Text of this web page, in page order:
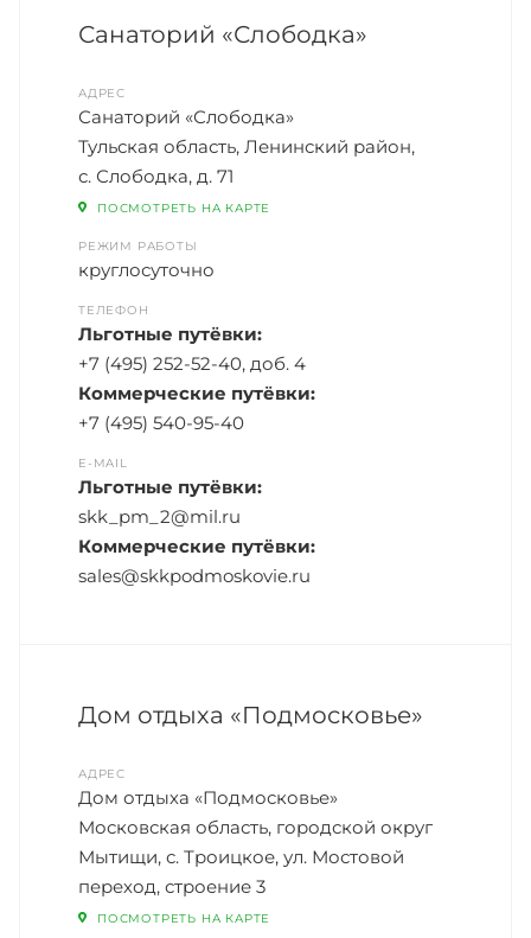
Санаторий «Слободка»
АДРЕС
Санаторий «Слободка»
Тульская область, Ленинский район,
с. Слободка, д. 71
ПОСМОТРЕТЬ НА КАРТЕ
РЕЖИМ РАБОТЫ
круглосуточно
ТЕЛЕФОН
Льготные путёвки:
+7 (495) 252-52-40, доб. 4
Коммерческие путёвки:
+7 (495) 540-95-40
E-MAIL
Льготные путёвки:
skk_pm_2@mil.ru
Коммерческие путёвки:
sales@skkpodmoskovie.ru
Дом отдыха «Подмосковье»
АДРЕС
Дом отдыха «Подмосковье»
Московская область, городской округ
Мытищи, с. Троицкое, ул. Мостовой
переход, строение 3
ПОСМОТРЕТЬ НА КАРТЕ